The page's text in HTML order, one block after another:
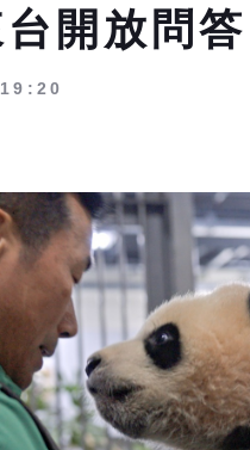
開放問答